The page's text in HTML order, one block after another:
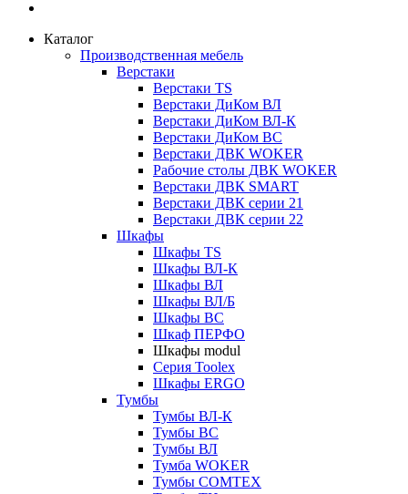
Каталог
Производственная мебель
Верстаки
Верстаки TS
Верстаки ДиКом ВЛ
Верстаки ДиКом ВЛ-К
Верстаки ДиКом ВС
Верстаки ДВК WOKER
Рабочие столы ДВК WOKER
Верстаки ДВК SMART
Верстаки ДВК серии 21
Верстаки ДВК серии 22
Шкафы
Шкафы TS
Шкафы ВЛ-К
Шкафы ВЛ
Шкафы ВЛ/Б
Шкафы ВС
Шкаф ПЕРФО
Шкафы modul
Серия Toolex
Шкафы ERGO
Тумбы
Тумбы ВЛ-К
Тумбы ВС
Тумбы ВЛ
Тумба WOKER
Тумбы COMTEX